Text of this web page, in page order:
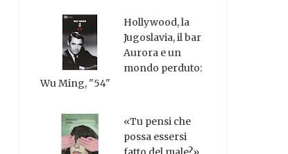
Hollywood, la
Jugoslavia, il bar
Aurora e un
mondo perduto:
Wu Ming, "54"
«Tu pensi che
possa essersi